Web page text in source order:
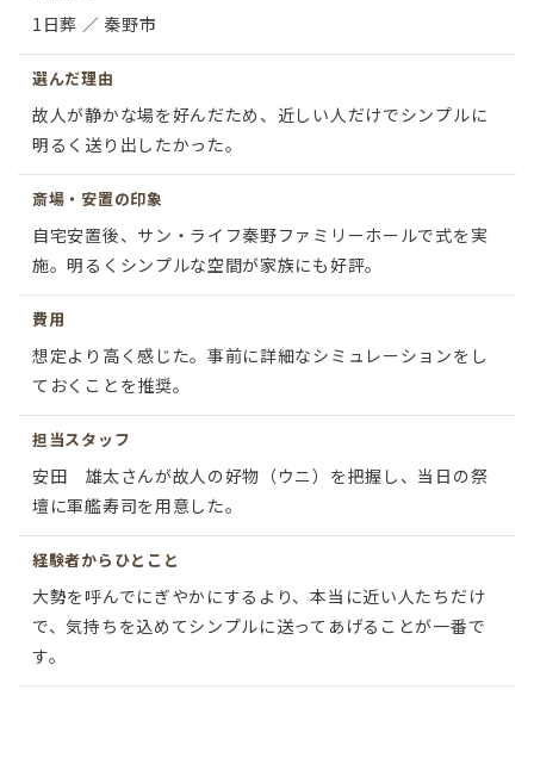
1日葬 ／ 秦野市
選んだ理由
故人が静かな場を好んだため、近しい人だけでシンプルに
明るく送り出したかった。
斎場・安置の印象
自宅安置後、サン・ライフ秦野ファミリーホールで式を実
施。明るくシンプルな空間が家族にも好評。
費用
想定より高く感じた。事前に詳細なシミュレーションをし
ておくことを推奨。
担当スタッフ
安田 雄太さんが故人の好物（ウニ）を把握し、当日の祭
壇に軍艦寿司を用意した。
経験者からひとこと
大勢を呼んでにぎやかにするより、本当に近い人たちだけ
で、気持ちを込めてシンプルに送ってあげることが一番で
す。